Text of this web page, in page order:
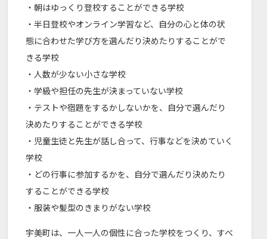
・朝はゆっくり登校することができる学校
・半日登校やオンライン学習など、自分の心と体の状
態に合わせた学び方を選んだり決めたりすることがで
きる学校
・人数が少ない小さな学校
・学級や担任の先生が決まっていない学校
・テストや宿題をするかしないかを、自分で選んだり
決めたりすることができる学校
・児童生徒と先生が話し合って、行事などを決めていく
学校
・どの行事に参加するかを、自分で選んだり決めたり
することができる学校
・服装や髪型のきまりがない学校
宇美町は、一人一人の個性に合った学校をつくり、すべ